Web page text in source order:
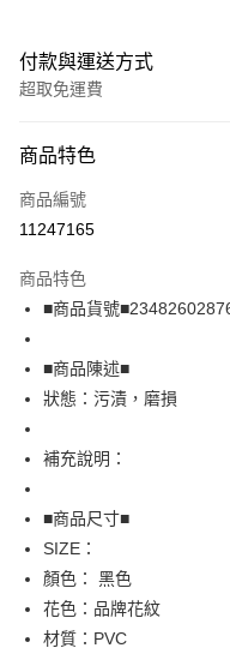
付款與運送方式
超取免運費
信用卡一次付款
超商取貨付款
Apple Pay
街口支付
悠遊付
全盈+PAY
相關說明
AFTEE先享後付是「在收到商
便利好安心！
１．簡單：不需註冊會員、不
２．便利：只要手機號碼，簡
３．安心：先確認商品／服務後
運送方式
全家取貨付款
免運費
商品特色
商品編號
11247165
商品特色
■商品貨號
■商品陳述■
狀態：污漬，磨損
補充說明：
■商品尺寸■
SIZE：
顏色： 黑色
花色：品牌花紋
材質：PVC